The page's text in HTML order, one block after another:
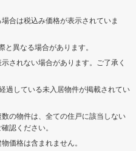
合は税込み価格が表示されていま
異なる場合があります。
されない場合があります。ご了承く
過している未入居物件が掲載されてい
の物件は、全ての住戸に該当しない
認ください。
価格は含まれません。